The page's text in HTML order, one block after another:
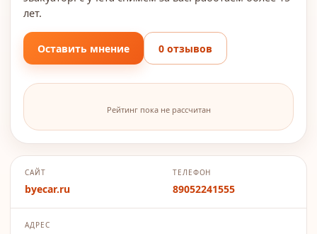
лет.
Оставить мнение 0 отзывов
Рейтинг пока не рассчитан
САЙТ
byecar.ru
ТЕЛЕФОН
89052241555
АДРЕС